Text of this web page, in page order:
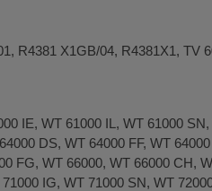
R4381 X1GB/04, R4381X1, TV
IE, WT 61000 IL, WT 61000
DS, WT 64000 FF, WT
FG, WT 66000, WT 66000 CH,
IG, WT 71000 SN, WT